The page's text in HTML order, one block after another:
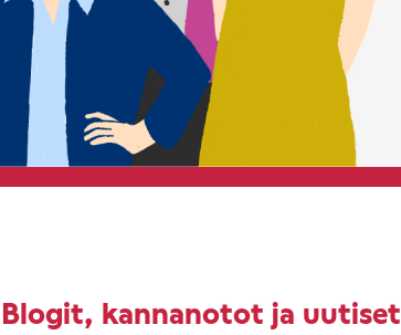
Blogit, kannanotot ja uutiset